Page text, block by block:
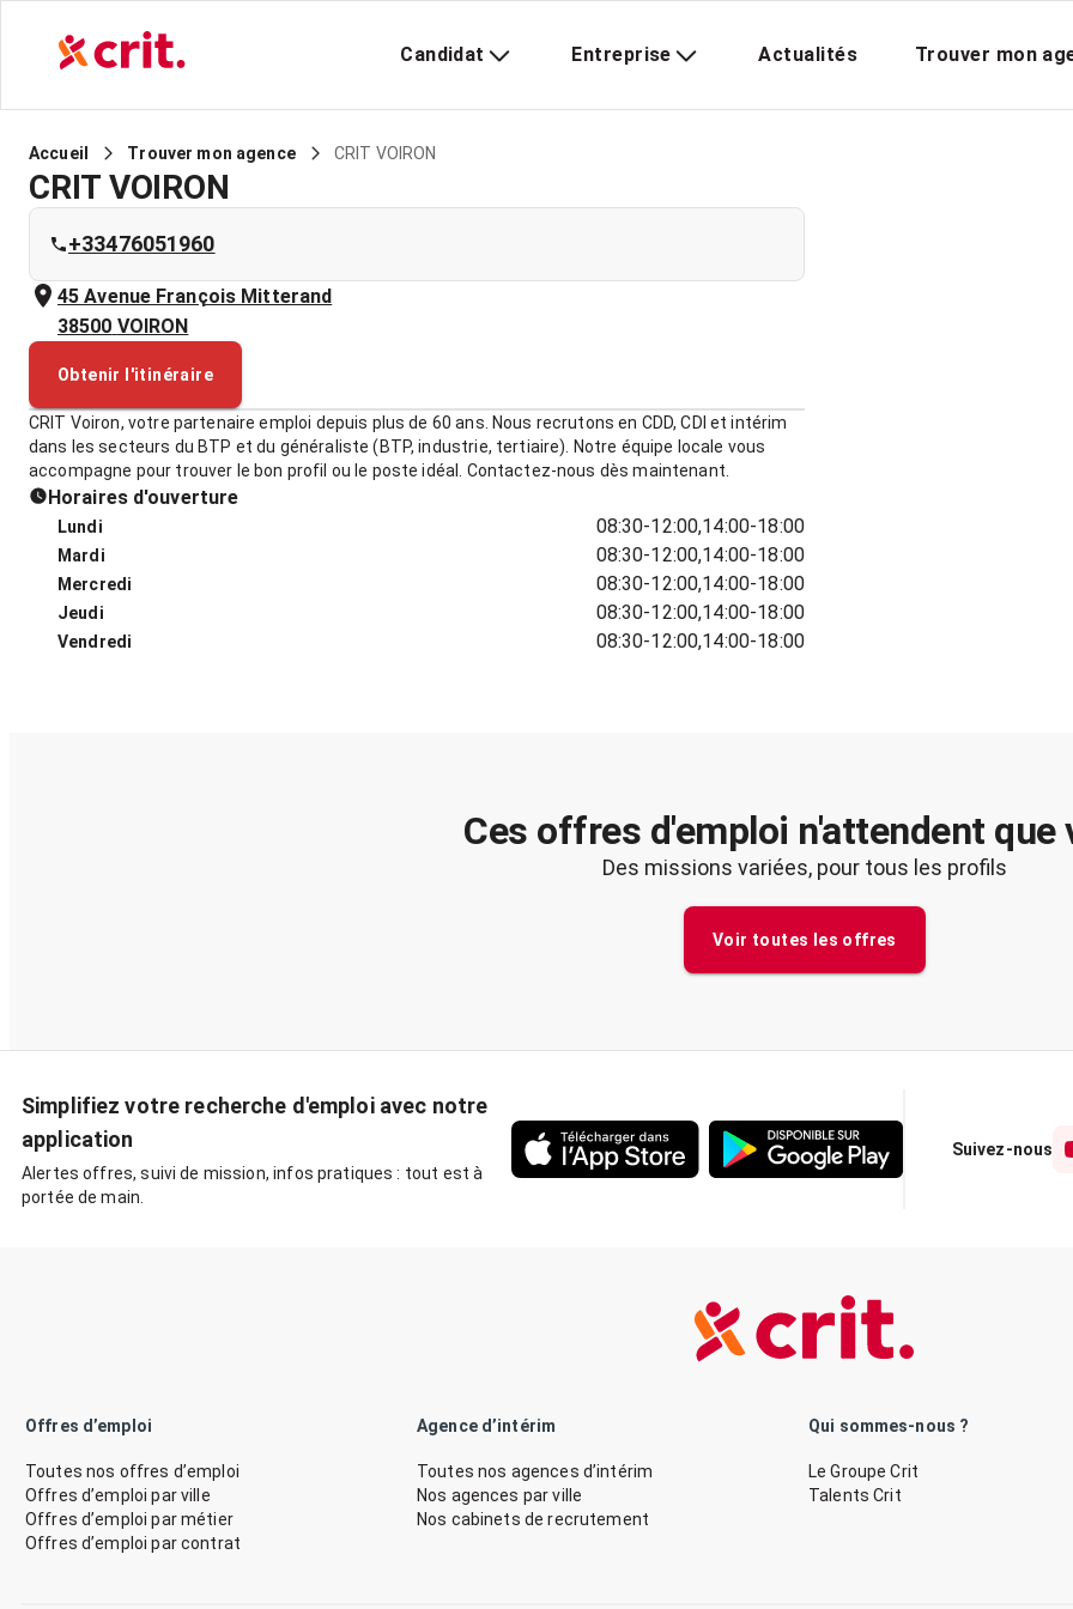
Candidat Entreprise Actualités Trouver mon
Accueil Trouver mon agence CRIT VOIRON
CRIT VOIRON
+33476051960
45 Avenue François Mitterand
38500 VOIRON
Obtenir l'itinéraire
CRIT Voiron, votre partenaire emploi depuis plus de 60 ans. Nous recrutons en CDD, CDI et intérim
dans les secteurs du BTP et du généraliste (BTP, industrie, tertiaire). Notre équipe locale vous
accompagne pour trouver le bon profil ou le poste idéal. Contactez-nous dès maintenant.
Horaires d'ouverture
Lundi 08:30-12:00,14:00-18:00
Mardi 08:30-12:00,14:00-18:00
Mercredi 08:30-12:00,14:00-18:00
Jeudi 08:30-12:00,14:00-18:00
Vendredi 08:30-12:00,14:00-18:00
Ces offres d'emploi n'attendent que
Des missions variées, pour tous les profils
Voir toutes les offres
Simplifiez votre recherche d'emploi avec notre
application
Alertes offres, suivi de mission, infos pratiques : tout est à
portée de main.
Suivez-nous
Offres d’emploi
Toutes nos offres d’emploi
Offres d’emploi par ville
Offres d’emploi par métier
Offres d’emploi par contrat
Agence d’intérim
Toutes nos agences d’intérim
Nos agences par ville
Nos cabinets de recrutement
Qui sommes-nous ?
Le Groupe Crit
Talents Crit